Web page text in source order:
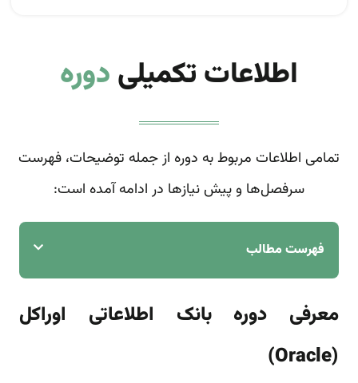
اطلاعات تکمیلیدوره
تمامی اطلاعات مربوط به دوره از جمله توضیحات، فهرست
سرفصل‌ها و پیش نیازها در ادامه آمده است:
فهرست مطالب
معرفی دوره بانک اطلاعاتی اوراکل
(Oracle)